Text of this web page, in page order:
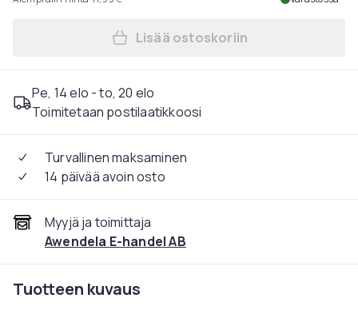
Lisää Kengännauhat -
Lisää ostoskoriin
Pe, 14 elo - to, 20 elo
Toimitetaan postilaatikkoosi
Turvallinen maksaminen
14 päivää avoin osto
Myyjä ja toimittaja
Awendela E-handel AB
Tuotteen kuvaus